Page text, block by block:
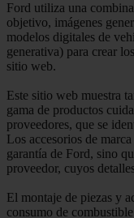
Ford utiliza una
objetivo, imágenes
modelos digitales de
generativa) para crear
sitio web.
Este sitio web muestra
gama de productos
proveedores, que se
Los accesorios de
garantía de Ford, sino
proveedor, cuyos
El montaje de piezas y
consumo de